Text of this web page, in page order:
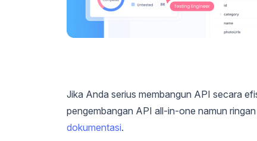
Jika Anda serius membangun API secara
pengembangan API all-in-one namun
dokumentasi.